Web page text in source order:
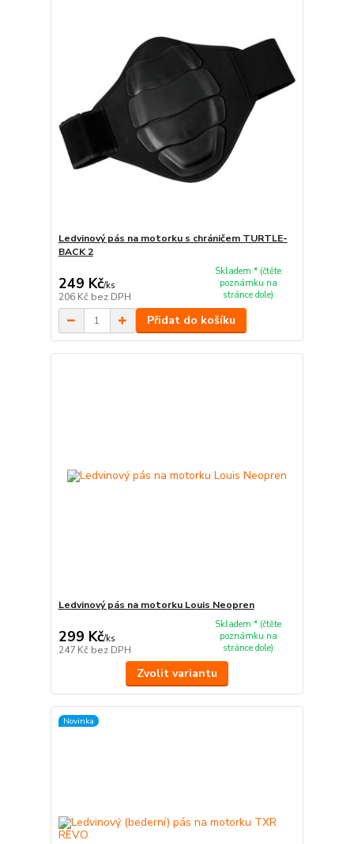
Ledvinový pás na motorku s chráničem TURTLE-
BACK 2
249 Kč/ks
206 Kč bez DPH
Skladem * (čtěte
poznámku na
stránce dole)
Přidat do košíku
Ledvinový pás na motorku Louis Neopren
299 Kč/ks
247 Kč bez DPH
Skladem * (čtěte
poznámku na
stránce dole)
Zvolit variantu
Novinka